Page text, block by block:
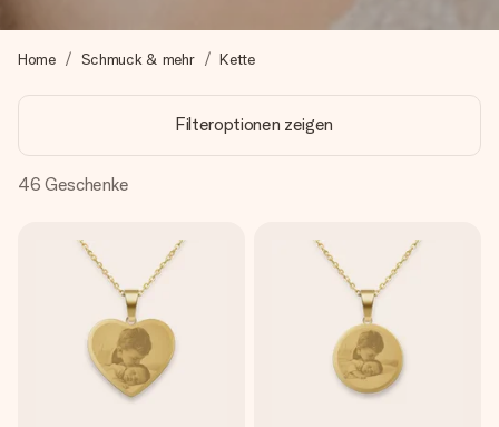
+49 39292 929695
Montag - Freitag : 8:30 - 17:00 Uhr
Samstag - Sonntag : 8:30 - 13:00 Uhr
Home Schmuck & mehr Kette
Filteroptionen zeigen
46 Geschenke